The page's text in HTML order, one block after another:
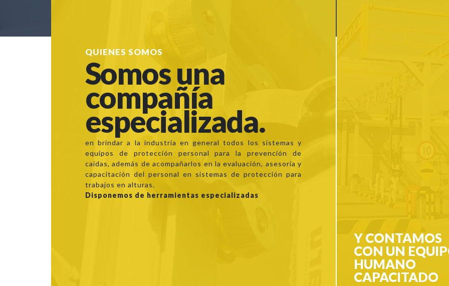
QUIENES SOMOS
Somos una
compañía
especializada.
en brindar a la industria en general todos los sistemas y
equipos de protección personal para la prevención de
caídas, además de acompañarlos en la evaluación, asesoría y
capacitación del personal en sistemas de protección para
trabajos en alturas.
Disponemos de herramientas especializadas
Y CONTAMOS
CON UN
HUMANO
CAPACITADO